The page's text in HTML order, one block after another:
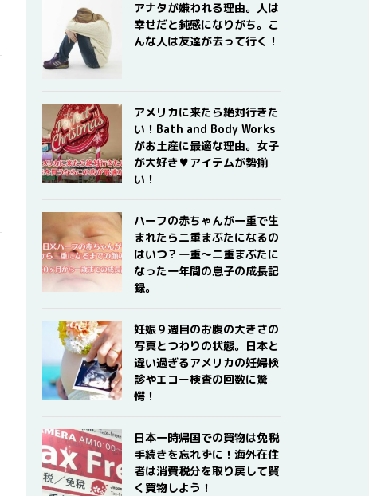
アナタが嫌われる理由。人は
幸せだと鈍感になりがち。こ
んな人は友達が去って行く！
アメリカに来たら絶対行きた
い！Bath and Body Works
がお土産に最適な理由。女子
が大好き♥アイテムが勢揃
い！
ハーフの赤ちゃんが一重で生
まれたら二重まぶたになるの
はいつ？一重〜二重まぶたに
なった一年間の息子の成長記
録。
妊娠９週目のお腹の大きさの
写真とつわりの状態。日本と
違い過ぎるアメリカの妊婦検
診やエコー検査の回数に驚
愕！
日本一時帰国での買物は免税
手続きを忘れずに！海外在住
者は消費税分を取り戻して賢
く買物しよう！